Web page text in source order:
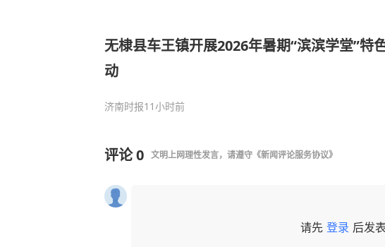
无棣县车王镇开展2026年暑期“滨滨学堂”特
动
济南时报11小时前
评论0 文明上网理性发言，请遵守 《新闻评论服务协议》
请先 登录 后发